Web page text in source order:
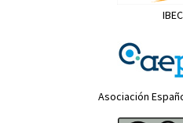
Asociación